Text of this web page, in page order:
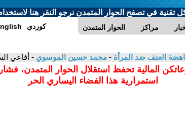
تقنية في تصفح الحوار المتمدن نرجو النقر هنا
الحوار المتمدن مراكز كوردي
العنف ضد المرأة - محمد حسين الموسوي - أفاعي
المالية تحفظ استقلال الحوار المتمدن،
استمرارية هذا الفضاء اليساري الحر